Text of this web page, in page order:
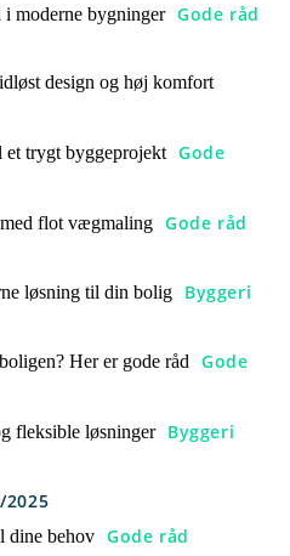
i moderne bygninger Gode råd
design og høj komfort
trygt byggeprojekt Gode
flot vægmaling Gode råd
løsning til din bolig
Byggeri
Her er gode råd
Gode
fleksible løsninger
Byggeri
2025
dine behov Gode råd